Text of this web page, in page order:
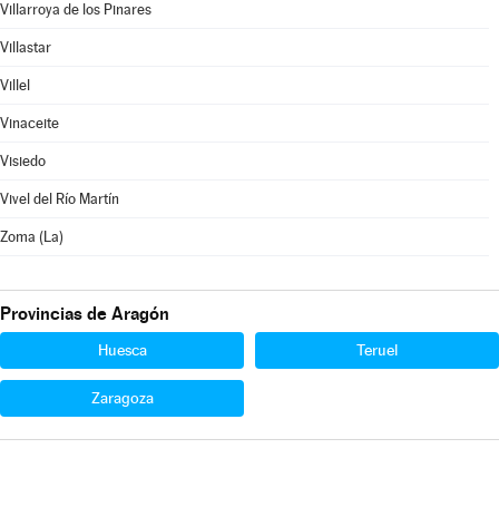
Villarroya de los Pinares
Villastar
Villel
Vinaceite
Visiedo
Vivel del Río Martín
Zoma (La)
Provincias de Aragón
Huesca Teruel
Zaragoza